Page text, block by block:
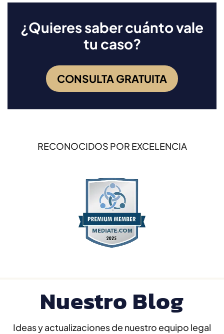
¿Quieres saber cuánto vale
tu caso?
CONSULTA GRATUITA
RECONOCIDOS POR EXCELENCIA
Nuestro Blog
Ideas y actualizaciones de nuestro equipo legal